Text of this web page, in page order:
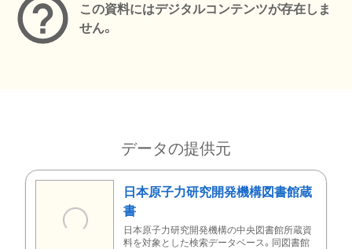
この資料にはデジタルコンテンツが存在しま
せん。
データの提供元
日本原子力研究開発機構図書館蔵
書
日本原子力研究開発機構の中央図書館所蔵資
料を対象とした検索データベース。同図書館